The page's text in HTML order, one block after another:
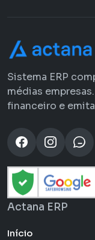
Sistema ERP
médias
financeiro e
Actana ERP
Início